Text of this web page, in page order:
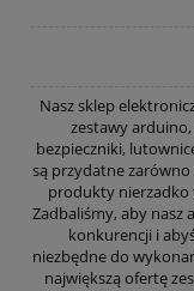
Nasz sklep
zestawy
bezpieczniki,
są przydatne
produkty nierzadko
Zadbaliśmy, aby nasz
konkurencji i
niezbędne do
największą ofertę